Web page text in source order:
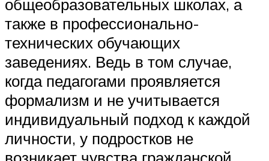
общеобразовательных школах, а
также в профессионально-
технических обучающих
заведениях. Ведь в том случае,
когда педагогами проявляется
формализм и не учитывается
индивидуальный подход к каждой
личности, у подростков не